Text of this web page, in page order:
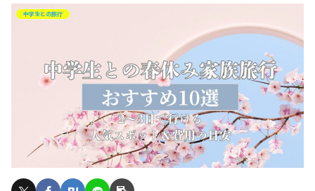
中学生との旅行